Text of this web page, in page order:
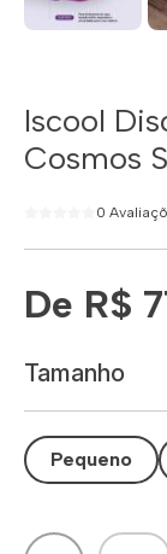
Iscool
Cosmos
0
De R$
Tamanho
Pequeno